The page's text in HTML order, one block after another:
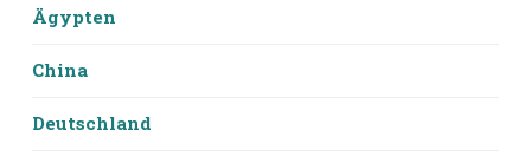
Ägypten
China
Deutschland